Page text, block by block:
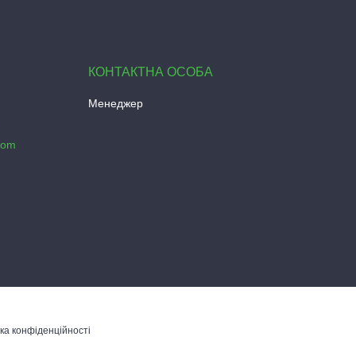
Менеджер
конфіденційності